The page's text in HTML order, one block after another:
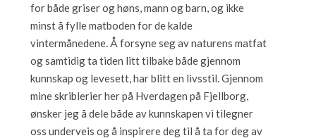
for både griser og høns, mann og barn, og ikke
minst å fylle matboden for de kalde
vintermånedene. Å forsyne seg av naturens matfat
og samtidig ta tiden litt tilbake både gjennom
kunnskap og levesett, har blitt en livsstil. Gjennom
mine skriblerier her på Hverdagen på Fjellborg,
ønsker jeg å dele både av kunnskapen vi tilegner
oss underveis og å inspirere deg til å ta for deg av